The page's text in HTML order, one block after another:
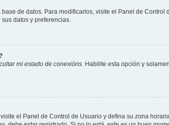
de datos. Para modificarlos, visite el Panel de
datos y preferencias.
mi estado de conexións . Habilite esta opción y
el Panel de Control de Usuario y defina su zona